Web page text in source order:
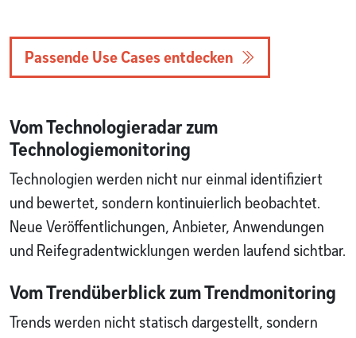
Passende Use Cases entdecken
Vom Technologieradar zum
Technologiemonitoring
Technologien werden nicht nur einmal identifiziert
und bewertet, sondern kontinuierlich beobachtet.
Neue Veröffentlichungen, Anbieter, Anwendungen
und Reifegradentwicklungen werden laufend sichtbar.
Vom Trendüberblick zum Trendmonitoring
Trends werden nicht statisch dargestellt, sondern